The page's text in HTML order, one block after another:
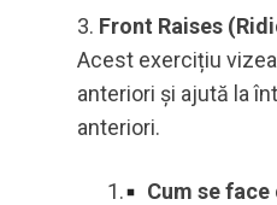
Front Raises
Acest exercițiu
anteriori și ajută la
anteriori.
Cum se